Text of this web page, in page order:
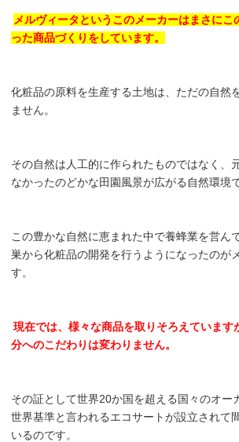
メルヴィータというこのメーカーはまさにこ
った商品づくりをしています。
化粧品の原料を生産する土地は、ただの自然
ません。
その自然は人工的に作られたものではなく、
なかったのどかな田園風景が広がる自然環境
この豊かな自然に恵まれた中で養蜂業を営ん
巣から化粧品の開発を行うようになったのが
す。
現在では、様々な商品を取りそろえています
分へのこだわりは変わりません。
その証として世界20か国を超える国々のオー
世界基準と言われるエコサートが設立されて
いるのです。